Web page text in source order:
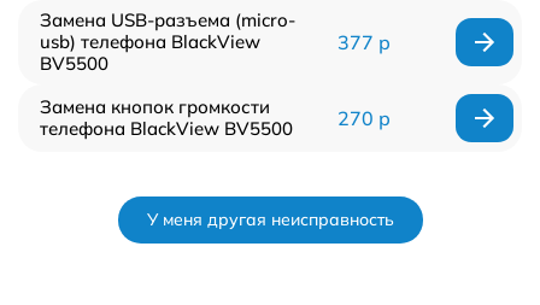
Замена USB-разъема (micro-
usb) телефона BlackView
BV5500
377 р
Замена кнопок громкости
телефона BlackView BV5500
270 р
У меня другая неисправность